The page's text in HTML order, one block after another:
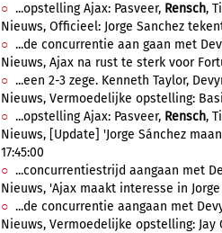
...opstelling Ajax: Pasveer, Rensch,
Nieuws, Officieel: Jorge Sanchez
...de concurrentie aan gaan met
Nieuws, Ajax na rust te sterk voor
...een 2-3 zege. Kenneth Taylor,
Nieuws, Vermoedelijke opstelling:
...opstelling Ajax: Pasveer, Rensch,
Nieuws, [Update] 'Jorge Sánchez
17:45:00
...concurrentiestrijd aangaan met
Nieuws, 'Ajax maakt interesse in
...de concurrentie aangaan met
Nieuws, Vermoedelijke opstelling: